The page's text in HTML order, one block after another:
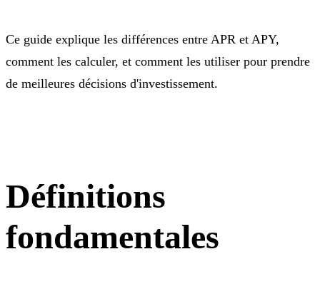
Ce guide explique les différences entre APR et APY,
comment les calculer, et comment les utiliser pour prendre
de meilleures décisions d'investissement.
Définitions
fondamentales